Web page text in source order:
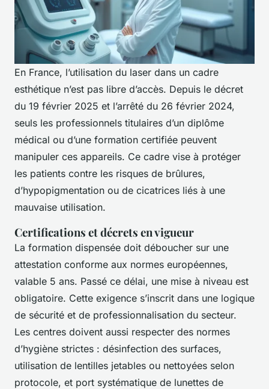
En France, l’utilisation du laser dans un cadre
esthétique n’est pas libre d’accès. Depuis le décret
du 19 février 2025 et l’arrêté du 26 février 2024,
seuls les professionnels titulaires d’un diplôme
médical ou d’une formation certifiée peuvent
manipuler ces appareils. Ce cadre vise à protéger
les patients contre les risques de brûlures,
d’hypopigmentation ou de cicatrices liés à une
mauvaise utilisation.
Certifications et décrets en vigueur
La formation dispensée doit déboucher sur une
attestation conforme aux normes européennes,
valable 5 ans. Passé ce délai, une mise à niveau est
obligatoire. Cette exigence s’inscrit dans une logique
de sécurité et de professionnalisation du secteur.
Les centres doivent aussi respecter des normes
d’hygiène strictes : désinfection des surfaces,
utilisation de lentilles jetables ou nettoyées selon
protocole, et port systématique de lunettes de